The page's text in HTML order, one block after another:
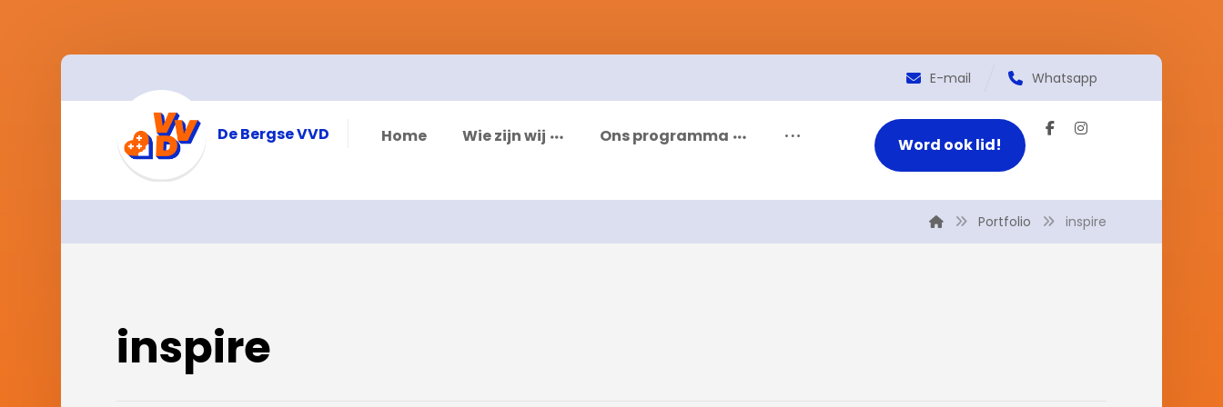
Whatsapp
E-mail
De Bergse VVD Home Wie zijn wij Ons programma Word ook lid!
Portfolio inspire
inspire